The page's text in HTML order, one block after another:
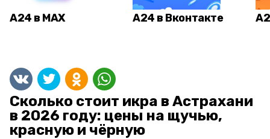
А24 в MAX А24 в Вконтакте
Сколько стоит икра в Астрахани
в 2026 году: цены на щучью,
красную и чёрную